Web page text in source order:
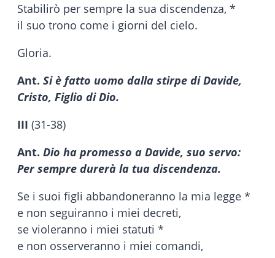
Stabilirò per sempre la sua discendenza, *
il suo trono come i giorni del cielo.
Gloria.
Ant. Si è fatto uomo dalla stirpe di Davide,
Cristo, Figlio di Dio.
III (31-38)
Ant. Dio ha promesso a Davide, suo servo:
Per sempre durerà la tua discendenza.
Se i suoi figli abbandoneranno la mia legge *
e non seguiranno i miei decreti,
se violeranno i miei statuti *
e non osserveranno i miei comandi,